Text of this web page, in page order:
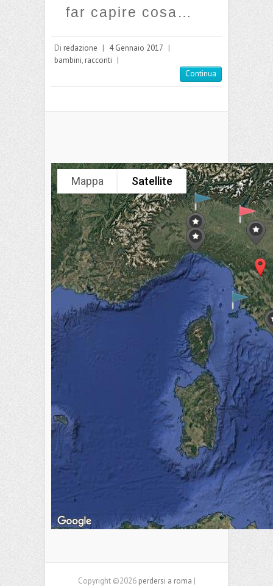
far capire cosa…
Di redazione | 4 Gennaio 2017 |
bambini, racconti |
Continua
Mappa Satellite
Copyright ©2026 perdersi a roma |